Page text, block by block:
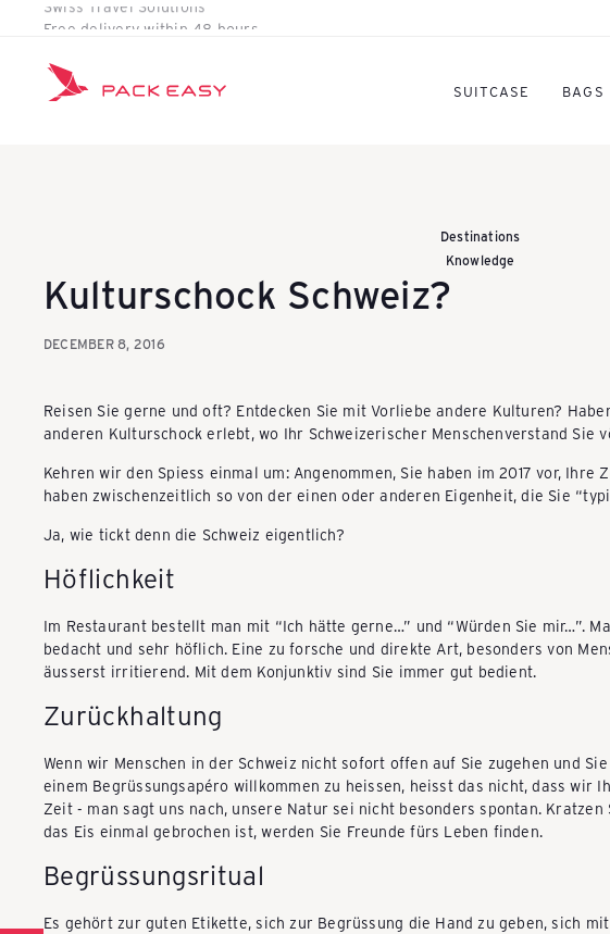
content
Pause
Free delivery within 48 hours
K
f
r
k
a
u
f
e
n
SUITCASE BAGS
Destinations
Knowledge
Kulturschock Schweiz?
DECEMBER 8, 2016
Reisen Sie gerne und oft? Entdecken Sie mit Vorliebe andere Kulturen?
anderen Kulturschock erlebt, wo Ihr Schweizerischer Menschenverstand Sie
Kehren wir den Spiess einmal um: Angenommen, Sie haben im 2017 vor, Ihre
haben zwischenzeitlich so von der einen oder anderen Eigenheit, die Sie
Ja, wie tickt denn die Schweiz eigentlich?
Höflichkeit
Im Restaurant bestellt man mit “Ich hätte gerne…” und “Würden Sie mir…”.
bedacht und sehr höflich. Eine zu forsche und direkte Art, besonders von
äusserst irritierend. Mit dem Konjunktiv sind Sie immer gut bedient.
Zurückhaltung
Wenn wir Menschen in der Schweiz nicht sofort offen auf Sie zugehen und
einem Begrüssungsapéro willkommen zu heissen, heisst das nicht, dass wir
Zeit - man sagt uns nach, unsere Natur sei nicht besonders spontan.
das Eis einmal gebrochen ist, werden Sie Freunde fürs Leben finden.
Begrüssungsritual
Es gehört zur guten Etikette, sich zur Begrüssung die Hand zu geben, sich